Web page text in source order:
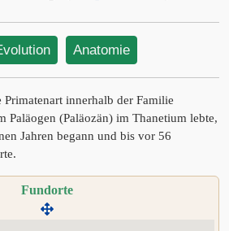
Anatomie
Primatenart innerhalb der Familie
Paläogen (Paläozän) im Thanetium lebte,
Jahren begann und bis vor 56
Fundorte